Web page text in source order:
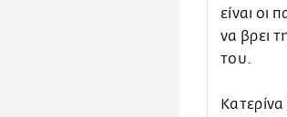
είναι οι
να βρει
του.